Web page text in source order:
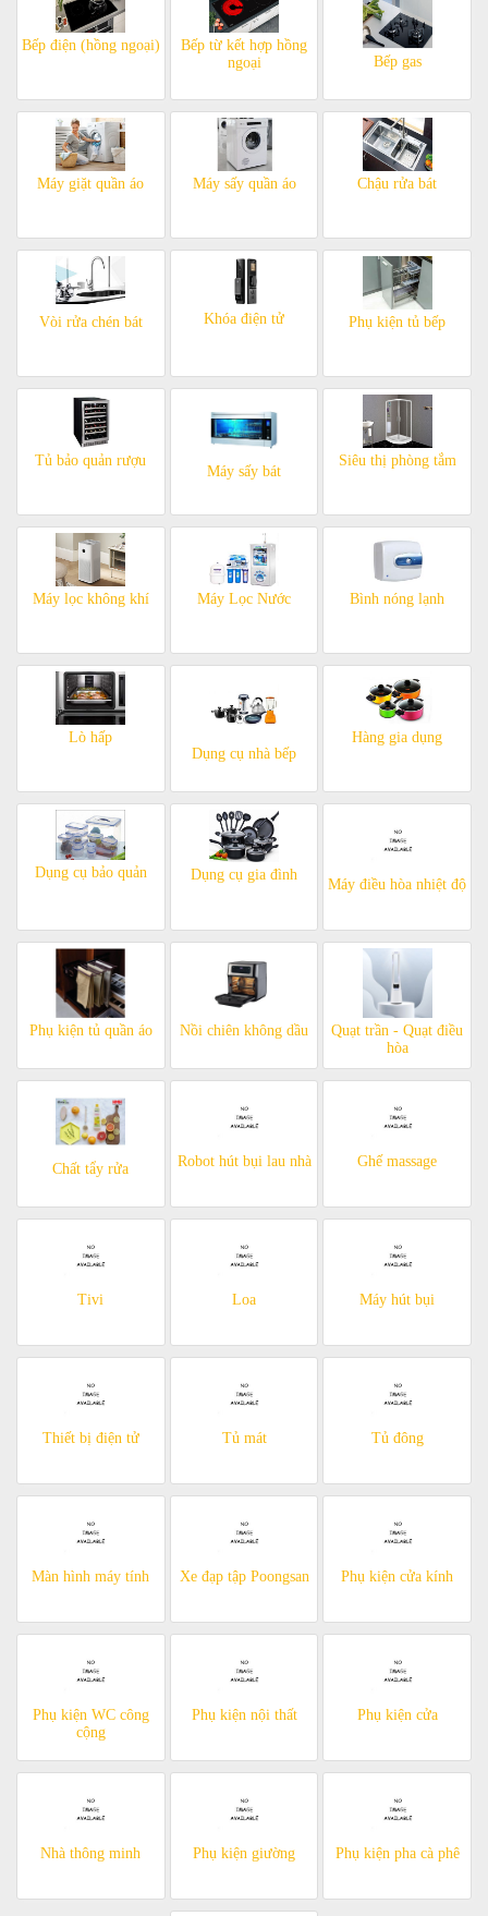
Bếp điện (hồng ngoại)
Bếp từ kết hợp hồng
ngoại
Bếp gas
Máy giặt quần áo Máy sấy quần áo Chậu rửa bát
Vòi rửa chén bát Khóa điện tử Phụ kiện tủ bếp
Tủ bảo quản rượu
Máy sấy bát
Siêu thị phòng tắm
Máy lọc không khí Máy Lọc Nước Bình nóng lạnh
Lò hấp
Dụng cụ nhà bếp
Hàng gia dụng
Dụng cụ bảo quản Dụng cụ gia đình
Máy điều hòa nhiệt độ
Phụ kiện tủ quần áo Nồi chiên không dầu
Quạt trần - Quạt điều
hòa
Chất tẩy rửa Robot hút bụi lau nhà Ghế massage
Tivi Loa Máy hút bụi
Thiết bị điện tử Tủ mát Tủ đông
Màn hình máy tính Xe đạp tập Poongsan Phụ kiện cửa kính
Phụ kiện WC công
cộng
Phụ kiện nội thất Phụ kiện cửa
Nhà thông minh Phụ kiện giường Phụ kiện pha cà phê